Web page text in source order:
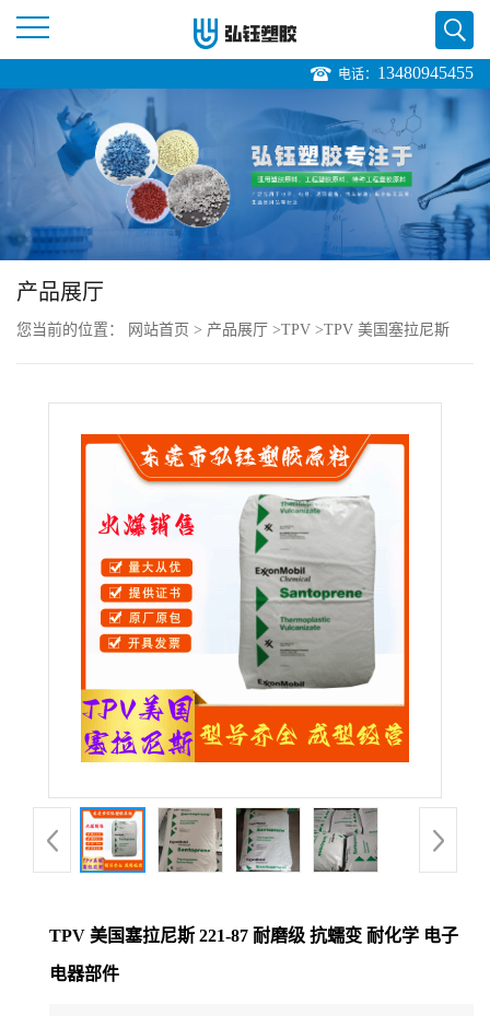
页
公
品
展
电话： 13480945455
产品展厅
您当前的位置： 网站首页 > 产品展厅 >TPV >TPV 美国塞拉尼斯
TPV 美国塞拉尼斯 221-87 耐磨级 抗蠕变 耐化学 电子
电器部件